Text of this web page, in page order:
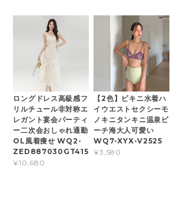
ロングドレス高級感フ
リルチュール非対称エ
レガント宴会パーティ
ー二次会おしゃれ通勤
OL風着痩せ WQ2-
ZED887030GT415
¥10,680
【2色】ビキニ水着ハ
イウエストセクシーモ
ノキニタンキニ温泉ビ
ーチ海大人可愛い
WQ7-XYX-V2525
¥3,580